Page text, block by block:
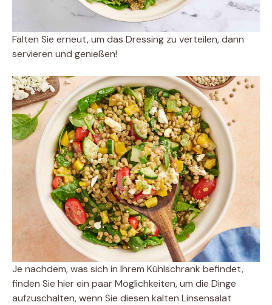
Falten Sie erneut, um das Dressing zu verteilen, dann
servieren und genießen!
Je nachdem, was sich in Ihrem Kühlschrank befindet,
finden Sie hier ein paar Möglichkeiten, um die Dinge
aufzuschalten, wenn Sie diesen kalten Linsensalat